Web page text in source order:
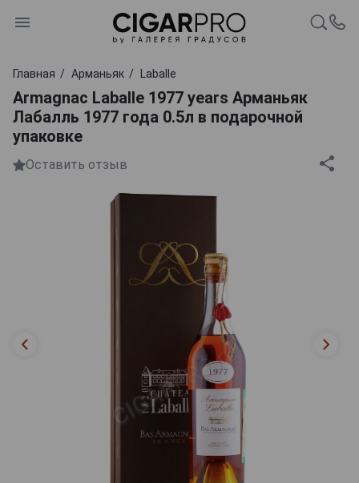
Главная Арманьяк Laballe
Armagnac Laballe 1977 years Арманьяк
Лабалль 1977 года 0.5л в подарочной
упаковке
Оставить отзыв